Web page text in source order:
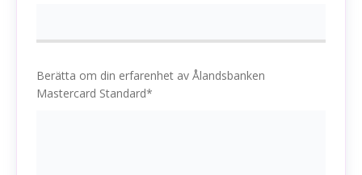
Berätta om din erfarenhet av Ålandsbanken
Mastercard Standard*